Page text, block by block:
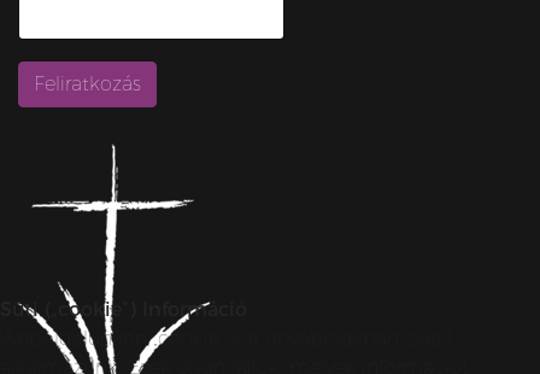
Süti („cookie”) Információ
Weboldalunkon „cookie”-kat (továbbiakban „süti”)
alkalmazunk. Ezek olyan fájlok, melyek információt